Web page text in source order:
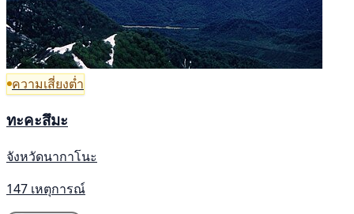
ความเสี่ยงต่ำ
ทะคะสึมะ
จังหวัดนากาโนะ
147 เหตุการณ์